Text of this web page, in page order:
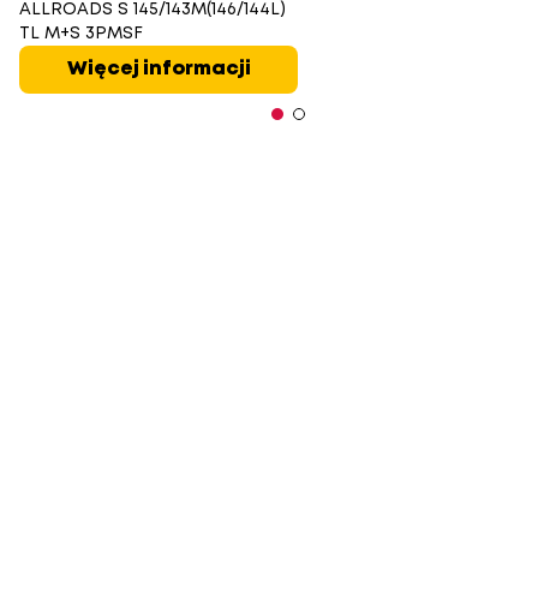
ALLROADS S 145/143M(146/144L)
TL M+S 3PMSF
Więcej informacji